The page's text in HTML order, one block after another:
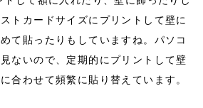
トカードサイズにプリントして壁に
て貼ったりもしていますね。パソコ
ないので、定期的にプリントして壁
合わせて頻繁に貼り替えています。